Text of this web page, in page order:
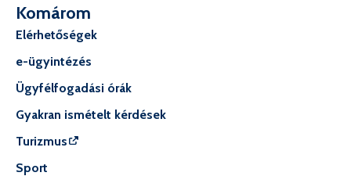
Komárom
Elérhetőségek
e-ügyintézés
Ügyfélfogadási órák
Gyakran ismételt kérdések
Turizmus
Sport